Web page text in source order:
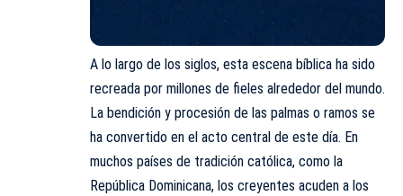
A lo largo de los siglos, esta escena bíblica ha sido
recreada por millones de fieles alrededor del mundo.
La bendición y procesión de las palmas o ramos se
ha convertido en el acto central de este día. En
muchos países de tradición católica, como la
República Dominicana, los creyentes acuden a los